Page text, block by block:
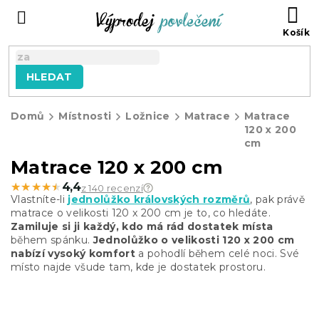
HLEDAT
Domů Místnosti Ložnice Matrace
Matrace
120 x 200
cm
Matrace 120 x 200 cm
★★★★★
★★★★★ 4,4z 140 recenzí
Vlastníte-li jednolůžko královských rozměrů, pak právě
matrace o velikosti 120 x 200 cm je to, co hledáte.
Zamiluje si ji každý, kdo má rád dostatek místa
během spánku.Jednolůžko o velikosti 120 x 200 cm
nabízí vysoký komfort a pohodlí během celé noci. Své
místo najde všude tam, kde je dostatek prostoru.